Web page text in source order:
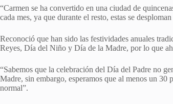
“Carmen se ha convertido en una ciudad de
cada mes, ya que durante el resto, estas se
Reconoció que han sido las festividades anuales
Reyes, Día del Niño y Día de la Madre, por lo que
“Sabemos que la celebración del Día del Padre no
Madre, sin embargo, esperamos que al menos un 30
normal”.